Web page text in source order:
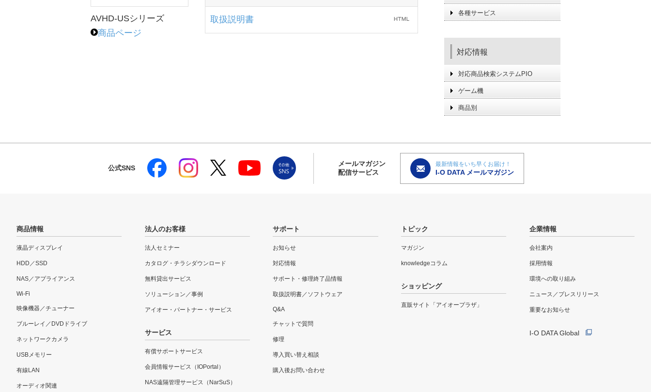
AVHD-USシリーズ
商品ページ
取扱説明書
各種サービス
対応情報
対応商品検索システムPIO
ゲーム機
商品別
公式SNS
メールマガジン
配信サービス
最新情報をいち早くお届け！
I-O DATA メールマガジン
商品情報
液晶ディスプレイ
HDD／SSD
NAS／アプライアンス
Wi-Fi
映像機器／チューナー
ブルーレイ／DVDドライブ
ネットワークカメラ
USBメモリー
有線LAN
オーディオ関連
法人のお客様
法人セミナー
カタログ・チラシダウンロード
無料貸出サービス
ソリューション／事例
アイオー・パートナー・サービス
サービス
有償サポートサービス
会員情報サービス（IOPortal）
NAS遠隔管理サービス（NarSuS）
サポート
お知らせ
対応情報
サポート・修理終了品情報
取扱説明書／ソフトウェア
Q&A
チャットで質問
修理
導入買い替え相談
購入後お問い合わせ
トピック
マガジン
knowledgeコラム
ショッピング
直販サイト「アイオープラザ」
企業情報
会社案内
採用情報
環境への取り組み
ニュース／プレスリリース
重要なお知らせ
I-O DATA Global